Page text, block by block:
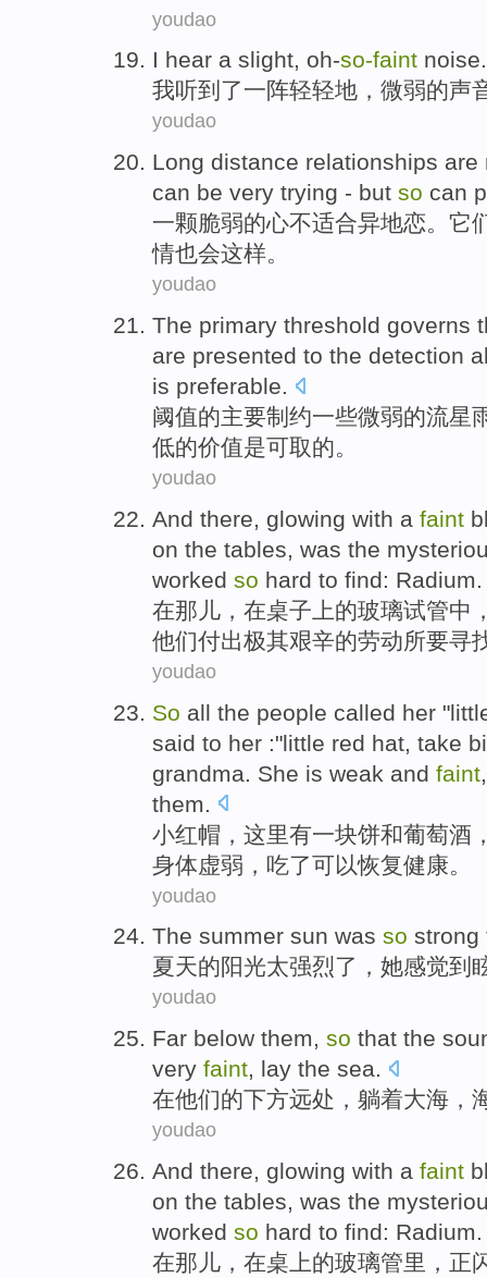
youdao
I hear a slight, oh-so-faint noise.
我听到 了一阵轻轻地， 微弱的声
youdao
Long distance relationships are
can be very trying - but so can
一颗脆弱的心不适合异地恋。 它
情也会这样。
youdao
The primary threshold governs
are presented to the detection
is preferable.
阈值的主要制约一些微弱的流星
低的价值是可取的。
youdao
And there, glowing with a faint
on the tables, was the
worked so hard to find: Radium.
在那儿 ， 在桌子 上的玻璃试管中
他们付出极其艰辛的劳动所要寻
youdao
So all the people called her
said to her :"little red hat, take
grandma . She is weak and faint
them
小红帽 ，这里有一块饼和葡萄酒
身体虚弱 ， 吃了可以恢复健康 。
youdao
The summer sun was so strong
夏天的阳光太强烈了， 她感觉到
youdao
Far below them, so that the
very faint, lay the sea.
在他们的下方远处 ， 躺着大海，
youdao
And there, glowing with a faint
on the tables, was the
worked so hard to find: Radium.
在那儿 ，在桌上的玻璃管里，正